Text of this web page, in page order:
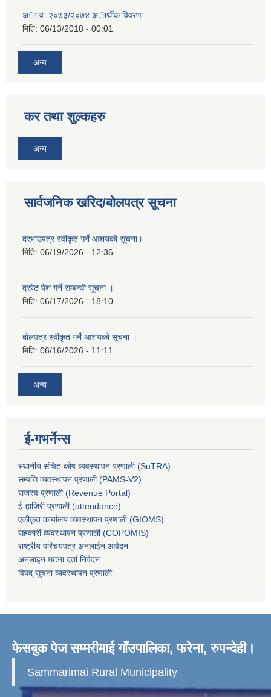
अा.व. २०७३/२०७४ अार्थीक विवरण
मिति: 06/13/2018 - 00:01
अन्य
कर तथा शुल्कहरु
अन्य
सार्वजनिक खरिद/बोलपत्र सूचना
दरभाउपत्र स्वीकृत गर्ने आशयको सूचना।
मिति: 06/19/2026 - 12:36
दररेट पेश गर्ने सम्बन्धी सूचना ।
मिति: 06/17/2026 - 18:10
बोलपत्र स्वीकृत गर्ने आशयको सूचना ।
मिति: 06/16/2026 - 11:11
अन्य
ई-गभर्नेन्स
स्थानीय संचित कोष व्यवस्थापन प्रणाली (SuTRA)
सम्पत्ति व्यवस्थापन प्रणाली (PAMS-V2)
राजस्व प्रणाली (Revenue Portal)
ई-हाजिरी प्रणाली (attendance)
एकीकृत कार्यालय व्यवस्थापन प्रणाली (GIOMS)
सहकारी व्यवस्थापन प्रणाली (COPOMIS)
राष्ट्रीय परिचयपत्र अनलाईन आवेदन
अनलाइन घटना दर्ता निवेदन
विपद् सूचना व्यवस्थापन प्रणाली
फेसबुक पेज सम्मरीमाई गाँउपालिका, फरेना, रुपन्देही।
Sammarimai Rural Municipality